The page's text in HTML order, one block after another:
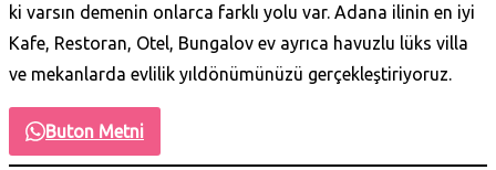
ki varsın demenin onlarca farklı yolu var. Adana ilinin en iyi
Kafe, Restoran, Otel, Bungalov ev ayrıca havuzlu lüks villa
ve mekanlarda evlilik yıldönümünüzü gerçekleştiriyoruz.
Buton Metni